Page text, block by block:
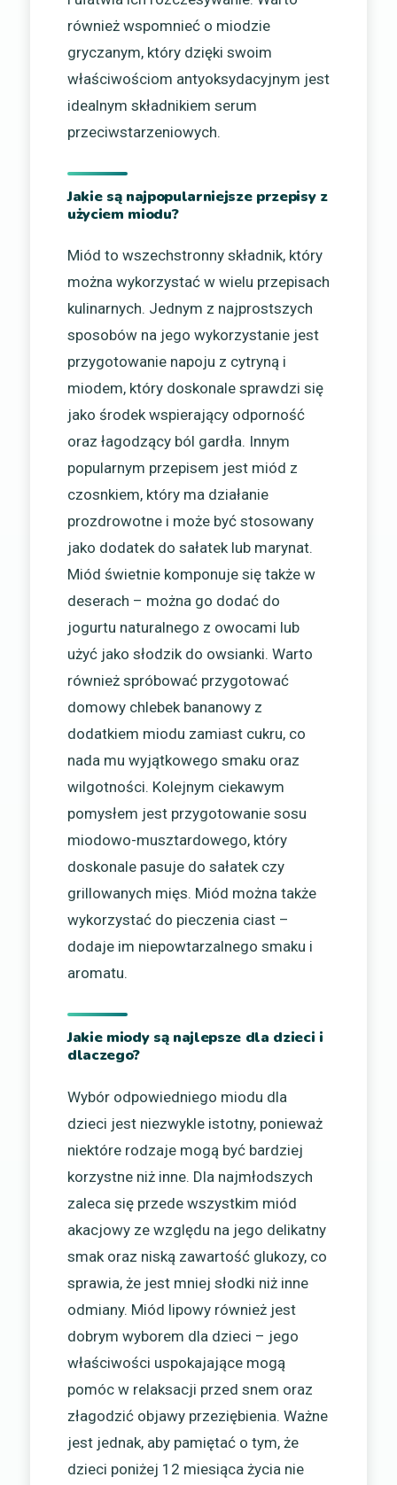
również wspomnieć o miodzie
gryczanym, który dzięki swoim
właściwościom antyoksydacyjnym jest
idealnym składnikiem serum
przeciwstarzeniowych.
Jakie są najpopularniejsze przepisy z
użyciem miodu?
Miód to wszechstronny składnik, który
można wykorzystać w wielu przepisach
kulinarnych. Jednym z najprostszych
sposobów na jego wykorzystanie jest
przygotowanie napoju z cytryną i
miodem, który doskonale sprawdzi się
jako środek wspierający odporność
oraz łagodzący ból gardła. Innym
popularnym przepisem jest miód z
czosnkiem, który ma działanie
prozdrowotne i może być stosowany
jako dodatek do sałatek lub marynat.
Miód świetnie komponuje się także w
deserach – można go dodać do
jogurtu naturalnego z owocami lub
użyć jako słodzik do owsianki. Warto
również spróbować przygotować
domowy chlebek bananowy z
dodatkiem miodu zamiast cukru, co
nada mu wyjątkowego smaku oraz
wilgotności. Kolejnym ciekawym
pomysłem jest przygotowanie sosu
miodowo-musztardowego, który
doskonale pasuje do sałatek czy
grillowanych mięs. Miód można także
wykorzystać do pieczenia ciast –
dodaje im niepowtarzalnego smaku i
aromatu.
Jakie miody są najlepsze dla dzieci i
dlaczego?
Wybór odpowiedniego miodu dla
dzieci jest niezwykle istotny, ponieważ
niektóre rodzaje mogą być bardziej
korzystne niż inne. Dla najmłodszych
zaleca się przede wszystkim miód
akacjowy ze względu na jego delikatny
smak oraz niską zawartość glukozy, co
sprawia, że jest mniej słodki niż inne
odmiany. Miód lipowy również jest
dobrym wyborem dla dzieci – jego
właściwości uspokajające mogą
pomóc w relaksacji przed snem oraz
złagodzić objawy przeziębienia. Ważne
jest jednak, aby pamiętać o tym, że
dzieci poniżej 12 miesiąca życia nie